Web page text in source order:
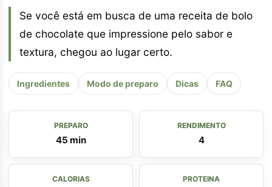
Se você está em busca de uma receita de bolo
de chocolate que impressione pelo sabor e
textura, chegou ao lugar certo.
Ingredientes Modo de preparo Dicas FAQ
PREPARO
45 min
RENDIMENTO
4
CALORIAS PROTEINA